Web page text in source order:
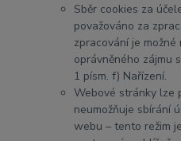
Sběr cookies za
považováno za
zpracování je
oprávněného zájmu
1 písm. f) Nařízení.
Webové stránky lze
neumožňuje sbírání
webu – tento režim